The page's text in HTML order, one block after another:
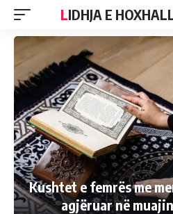
LIDHJA E
Kushtet e femrës me
agjëruar në